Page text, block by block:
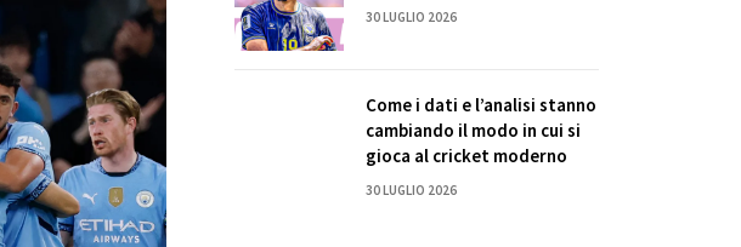
30 LUGLIO 2026
Come i dati e l’analisi stanno
cambiando il modo in cui si
gioca al cricket moderno
30 LUGLIO 2026